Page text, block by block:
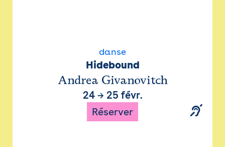
danse
Hidebound
Andrea Givanovitch
24→ 25 févr.
Réserver